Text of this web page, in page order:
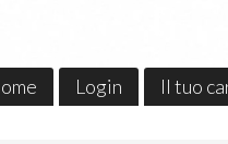
Login Il tuo